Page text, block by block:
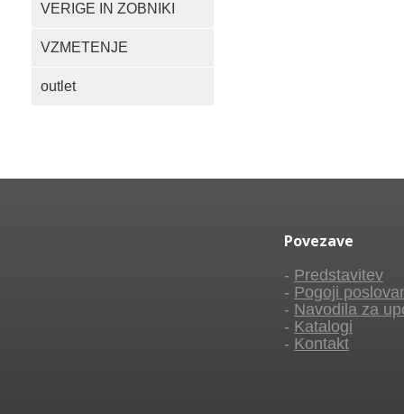
VERIGE IN ZOBNIKI
VZMETENJE
outlet
Povezave
- Predstavitev
- Pogoji
- Navodila za
- Katalogi
- Kontakt